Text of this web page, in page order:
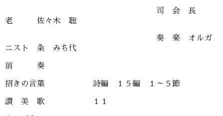
司 会 長
老 佐々木 聡
奏 楽 オルガ
ニスト 粂 みち代
前 奏
招きの言葉 詩編 １５編 １～５節
讃 美 歌 １１